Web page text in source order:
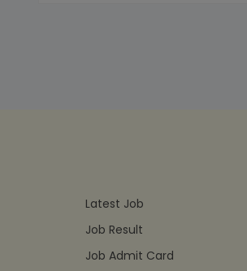
Latest Job
Job Result
Job Admit Card